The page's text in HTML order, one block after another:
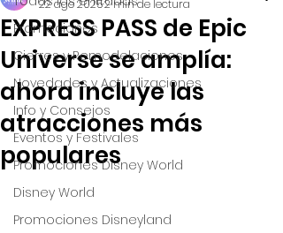
Promociones
Cierres y Remodelaciones
Novedades y Actualizaciones
Info y Consejos
Eventos y Festivales
Promociones Disney World
Disney World
Promociones Disneyland
EXPRESS PASS de Epic
Universe se amplía:
ahora incluye las
atracciones más
populares
22 ago 20252 min de lectura